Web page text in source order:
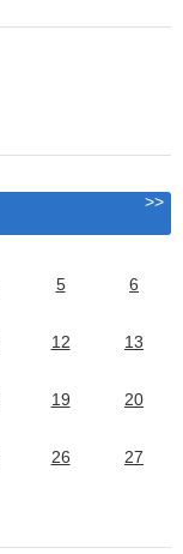
>>
5 6
12 13
19 20
26 27